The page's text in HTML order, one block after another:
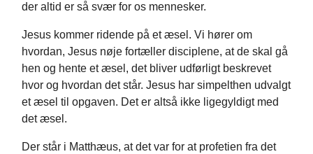
der altid er så svær for os mennesker.
Jesus kommer ridende på et æsel. Vi hører om
hvordan, Jesus nøje fortæller disciplene, at de skal gå
hen og hente et æsel, det bliver udførligt beskrevet
hvor og hvordan det står. Jesus har simpelthen udvalgt
et æsel til opgaven. Det er altså ikke ligegyldigt med
det æsel.
Der står i Matthæus, at det var for at profetien fra det